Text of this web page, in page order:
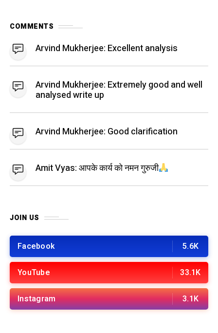
COMMENTS
Arvind Mukherjee: Excellent analysis
Arvind Mukherjee: Extremely good and well
analysed write up
Arvind Mukherjee: Good clarification
Amit Vyas:आपके कार्य को नमन गुरुजी
JOIN US
Facebook 5.6K
YouTube 33.1K
Instagram 3.1K